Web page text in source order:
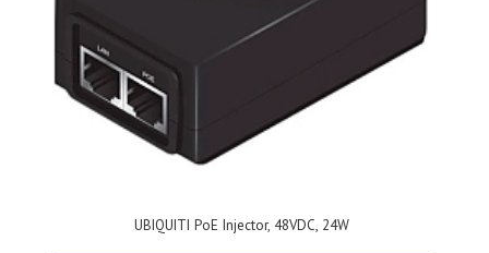
UBIQUITI PoE Injector, 48VDC, 24W